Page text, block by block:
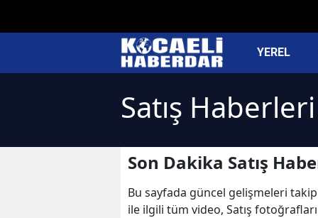
YEREL
Satış Haberleri
Son Dakika Satış
Bu sayfada güncel gelişmeleri
ile ilgili tüm video, Satış